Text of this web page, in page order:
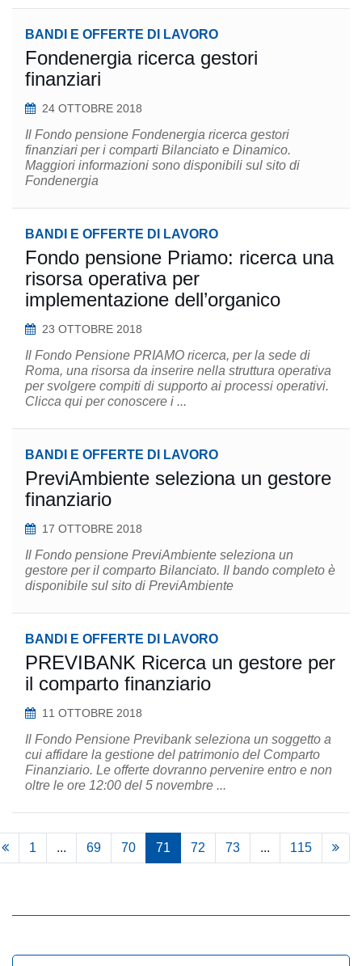
BANDI E OFFERTE DI LAVORO
Fondenergia ricerca gestori
finanziari
24 OTTOBRE 2018
Il Fondo pensione Fondenergia ricerca gestori
finanziari per i comparti Bilanciato e Dinamico.
Maggiori informazioni sono disponibili sul sito di
Fondenergia
BANDI E OFFERTE DI LAVORO
Fondo pensione Priamo: ricerca una
risorsa operativa per
implementazione dell’organico
23 OTTOBRE 2018
Il Fondo Pensione PRIAMO ricerca, per la sede di
Roma, una risorsa da inserire nella struttura operativa
per svolgere compiti di supporto ai processi operativi.
Clicca qui per conoscere i ...
BANDI E OFFERTE DI LAVORO
PreviAmbiente seleziona un gestore
finanziario
17 OTTOBRE 2018
Il Fondo pensione PreviAmbiente seleziona un
gestore per il comparto Bilanciato. Il bando completo è
disponibile sul sito di PreviAmbiente
BANDI E OFFERTE DI LAVORO
PREVIBANK Ricerca un gestore per
il comparto finanziario
11 OTTOBRE 2018
Il Fondo Pensione Previbank seleziona un soggetto a
cui affidare la gestione del patrimonio del Comparto
Finanziario. Le offerte dovranno pervenire entro e non
oltre le ore 12:00 del 5 novembre ...
1 ... 69 70 71 72 73 ... 115